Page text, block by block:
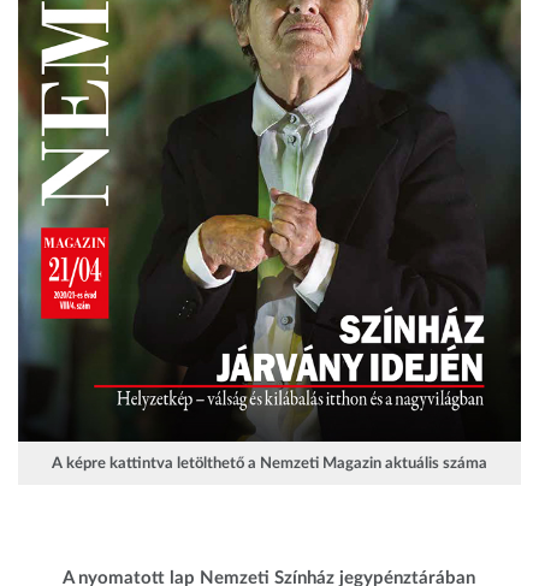
A képre kattintva letölthető a Nemzeti Magazin aktuális száma
A nyomatott lap Nemzeti Színház jegypénztárában